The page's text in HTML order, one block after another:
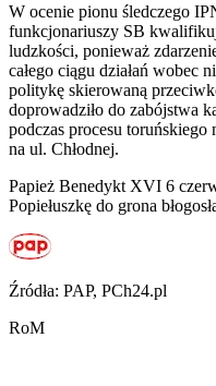
W ocenie pionu śledczego
funkcjonariuszy SB
ludzkości, ponieważ
całego ciągu działań wobec
politykę skierowaną
doprowadziło do zabójstwa
podczas procesu
na ul. Chłodnej.
Papież Benedykt XVI 6
Popiełuszkę do grona
Źródła: PAP, PCh24.pl
RoM